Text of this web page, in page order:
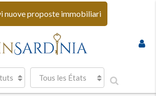
nuove proposte immobiliari
Tous les États